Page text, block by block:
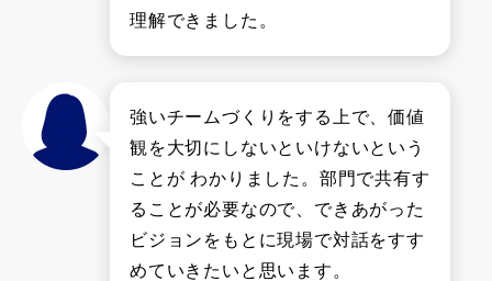
理解できました。
強いチームづくりをする上で、価値
観を大切にしないといけないという
ことが わかりました。部門で共有す
ることが必要なので、できあがった
ビジョンをもとに現場で対話をすす
めていきたいと思います。